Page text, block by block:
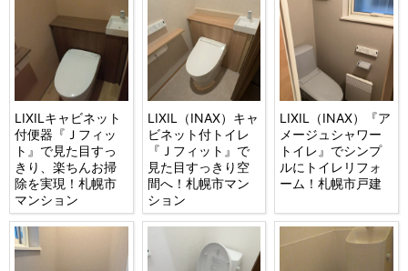
LIXILキャビネット
付便器『Ｊフィッ
ト』で見た目すっ
きり、楽ちんお掃
除を実現！札幌市
マンション
LIXIL（INAX）キャ
ビネット付トイレ
『Ｊフィット』で
見た目すっきり空
間へ！札幌市マン
ション
LIXIL（INAX）『ア
メージュシャワー
トイレ』でシンプ
ルにトイレリフォ
ーム！札幌市戸建